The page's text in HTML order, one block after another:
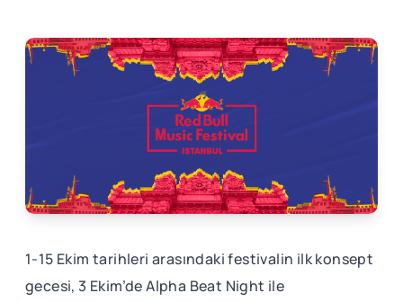
1-15 Ekim tarihleri arasındaki festivalin ilk konsept
gecesi, 3 Ekim’de Alpha Beat Night ile